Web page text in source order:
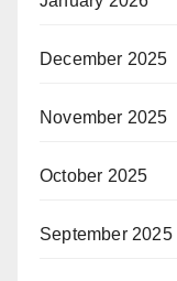
December 2025
November 2025
October 2025
September 2025